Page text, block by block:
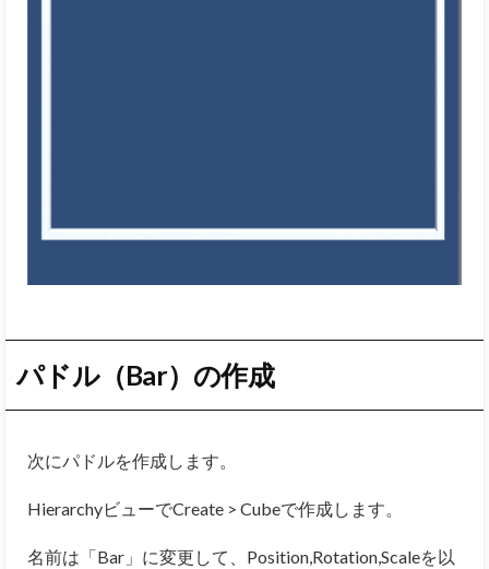
パドル（Bar）の作成
次にパドルを作成します。
HierarchyビューでCreate > Cubeで作成します。
名前は「Bar」に変更して、Position,Rotation,Scaleを以